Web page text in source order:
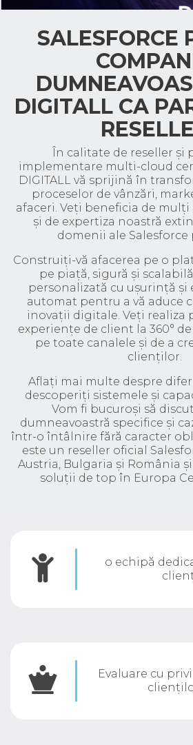
SALESFORCE
DIGITALL CA
În calitate de reseller și
implementare multi-cloud
DIGITALL vă sprijină în
proceselor de vânzări,
afaceri. Veți beneficia de
și de expertiza noastră
domenii ale Salesforce
Construiți-vă afacerea pe o
pe piață, sigură și
personalizată cu ușurință și
automat pentru a vă aduce
inovații digitale. Veți realiza
experiențe de client la 360°
pe toate canalele și de a
clienților.
Aflați mai multe despre
descoperiți sistemele și
Vom fi bucuroși să
dumneavoastră specifice și
într-o întâlnire fără caracter
este un reseller oficial
Austria, Bulgaria și România
soluții de top în Europa
o echipă
Evaluare cu